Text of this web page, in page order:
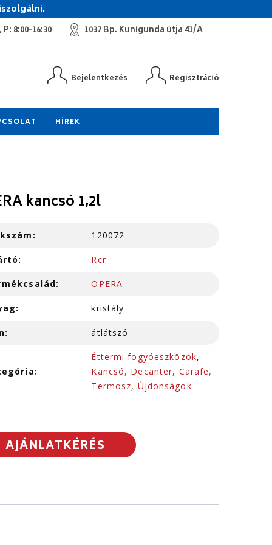
8:00-16:30 1037 Bp. Kunigunda útja 41/A
Bejelentkezés Regisztráció
HÍREK
kancsó 1,2l
120072
Rcr
OPERA
kristály
átlátszó
Éttermi fogyóeszközök,
Kancsó, Decanter, Carafe,
Termosz, Újdonságok
AJÁNLATKÉRÉS